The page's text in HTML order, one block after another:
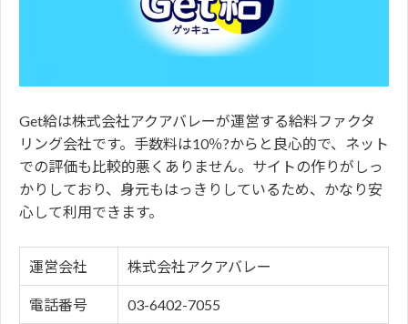
Get給は株式会社アクアバレーが運営する給料ファクタ
リング会社です。手数料は10％?からと良心的で、ネット
での評価も比較的悪くありません。サイトの作りがしっ
かりしており、身元もはっきりしているため、かなり安
心して利用できます。
運営会社 株式会社アクアバレー
電話番号 03-6402-7055